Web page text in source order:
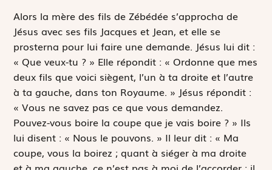
Alors la mère des fils de Zébédée s’approcha de
Jésus avec ses fils Jacques et Jean, et elle se
prosterna pour lui faire une demande. Jésus lui dit :
« Que veux-tu ? » Elle répondit : « Ordonne que mes
deux fils que voici siègent, l’un à ta droite et l’autre
à ta gauche, dans ton Royaume. » Jésus répondit :
« Vous ne savez pas ce que vous demandez.
Pouvez-vous boire la coupe que je vais boire ? » Ils
lui disent : « Nous le pouvons. » Il leur dit : « Ma
coupe, vous la boirez ; quant à siéger à ma droite